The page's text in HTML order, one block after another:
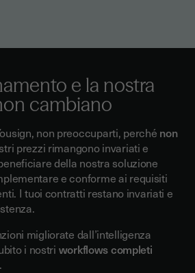
e la nostra
cambiano
non preoccuparti, perché non
prezzi rimangono invariati e
della nostra soluzione
e conforme ai requisiti
I tuoi contratti restano invariati e
migliorate dall’intelligenza
i nostri workflows completi
.